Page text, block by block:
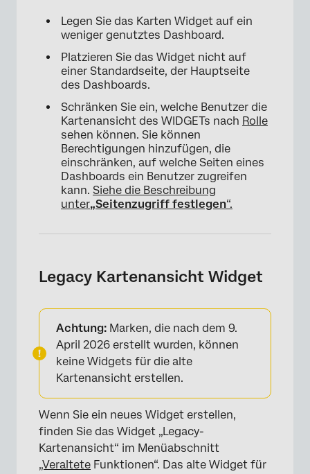
Legen Sie das Karten Widget auf ein
weniger genutztes Dashboard.
Platzieren Sie das Widget nicht auf
einer Standardseite, der Hauptseite
des Dashboards.
Schränken Sie ein, welche Benutzer die
Kartenansicht des WIDGETs nach Rolle
sehen können. Sie können
Berechtigungen hinzufügen, die
einschränken, auf welche Seiten eines
Dashboards ein Benutzer zugreifen
kann. Siehe die Beschreibung
unter„Seitenzugriff festlegen“.
Legacy Kartenansicht Widget
Achtung: Marken, die nach dem 9.
April 2026 erstellt wurden, können
keine Widgets für die alte
Kartenansicht erstellen.
Wenn Sie ein neues Widget erstellen,
finden Sie das Widget „Legacy-
Kartenansicht“ im Menüabschnitt
„Veraltete Funktionen“. Das alte Widget für